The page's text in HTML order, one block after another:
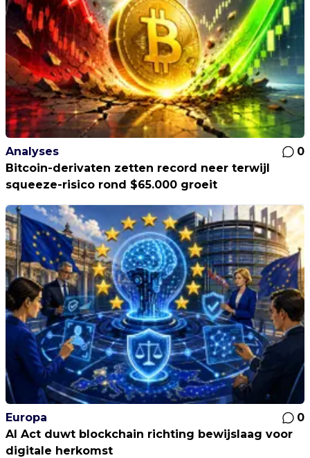
Analyses
0
Bitcoin-derivaten zetten record neer terwijl
squeeze-risico rond $65.000 groeit
Europa
0
AI Act duwt blockchain richting bewijslaag voor
digitale herkomst